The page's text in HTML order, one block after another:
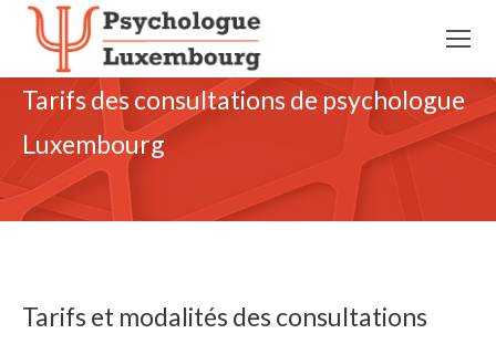
Tarifs des consultations de psychologue
Luxembourg
Tarifs et modalités des consultations